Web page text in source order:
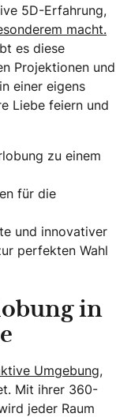
5D-Erfahrung,
macht.
es diese
Projektionen und
einer eigens
Liebe feiern und
zu einem
für die
und innovativer
perfekten Wahl
in
Umgebung,
Mit ihrer 360-
jeder Raum